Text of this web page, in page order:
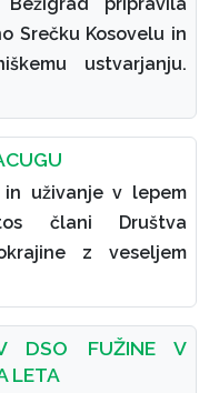
Srečku Kosovelu in
ustvarjanju.
uživanje v lepem
člani Društva
z veseljem
V DSO FUŽINE V
LETA